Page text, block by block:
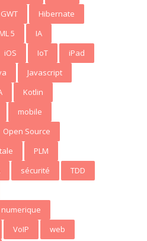
GWT
Hibernate
5
IA
iOS IoT
iPad
Javascript
Kotlin
mobile
Open Source
PLM
sécurité
TDD
VoIP
web